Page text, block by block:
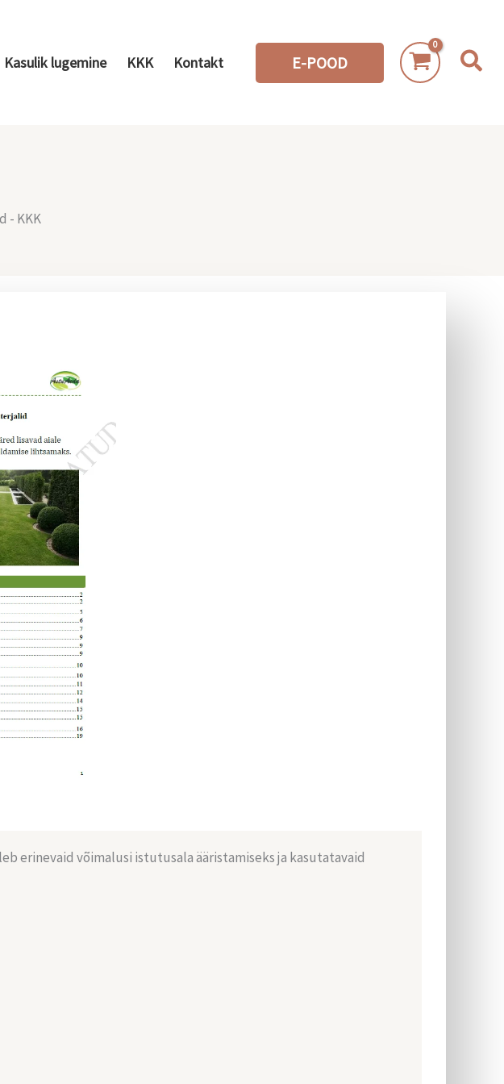
Kasulik lugemine KKK Kontakt E-POOD
- KKK
erinevaid võimalusi istutusala ääristamiseks ja kasutatavaid